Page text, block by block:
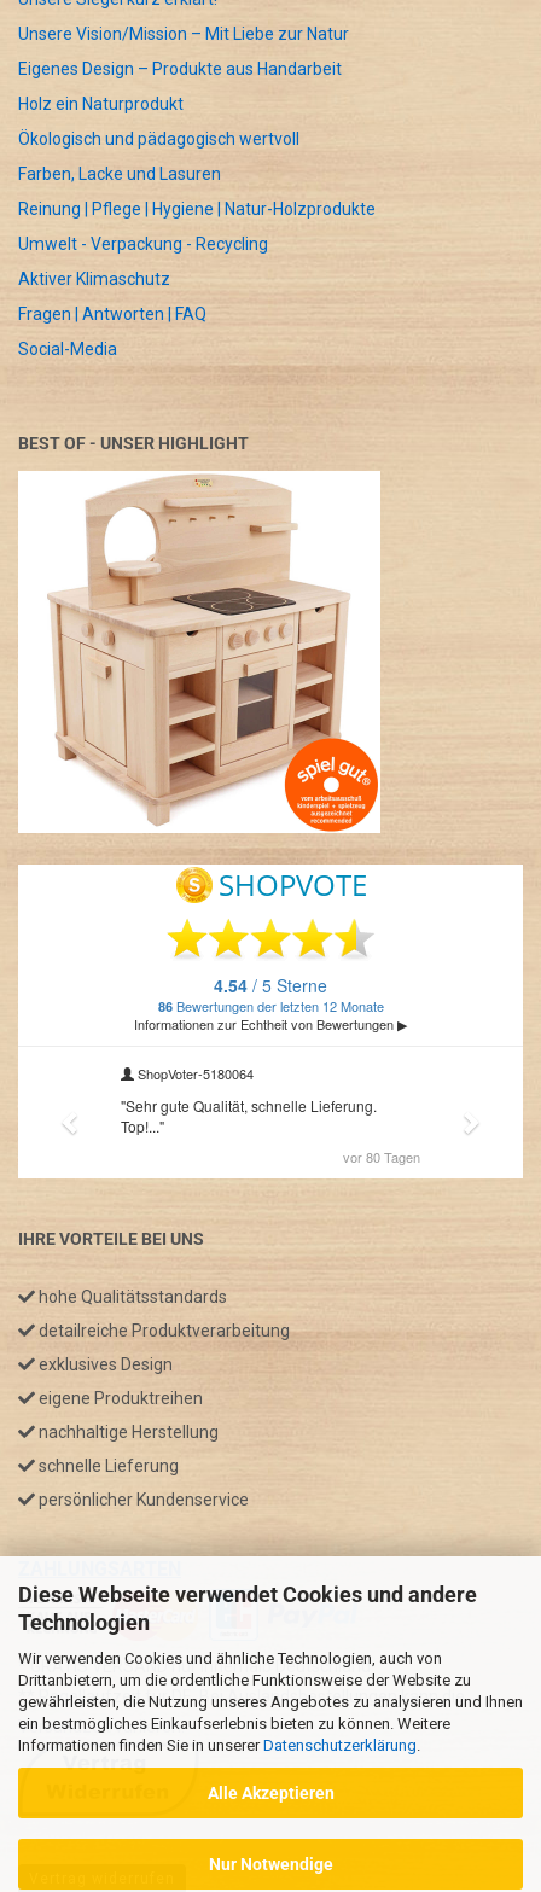
Diese Webseite verwendet Cookies und andere
Technologien
Wir verwenden Cookies und ähnliche Technologien, auch von
Drittanbietern, um die ordentliche Funktionsweise der Website zu
gewährleisten, die Nutzung unseres Angebotes zu analysieren und Ihnen
ein bestmögliches Einkaufserlebnis bieten zu können. Weitere
Informationen finden Sie in unsererDatenschutzerklärung
Alle Akzeptieren
Nur Notwendige
Unsere Vision/Mission – Mit Liebe zur Natur
Eigenes Design – Produkte aus Handarbeit
Holz ein Naturprodukt
Ökologisch und pädagogisch wertvoll
Farben, Lacke und Lasuren
Reinung | Pflege | Hygiene | Natur-Holzprodukte
Umwelt - Verpackung - Recycling
Aktiver Klimaschutz
Fragen | Antworten | FAQ
Social-Media
BEST OF - UNSER HIGHLIGHT
IHRE VORTEILE BEI UNS
hohe Qualitätsstandards
detailreiche Produktverarbeitung
exklusives Design
eigene Produktreihen
nachhaltige Herstellung
schnelle Lieferung
persönlicher Kundenservice
* GRATIS VERSAND nur innerhalb Deutschland
** Regellaufzeit für DE, Bei Auslandsbestellungen kann die
Versandzeit variieren.